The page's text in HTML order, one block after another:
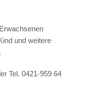
und weitere
Tel. 0421-959 64